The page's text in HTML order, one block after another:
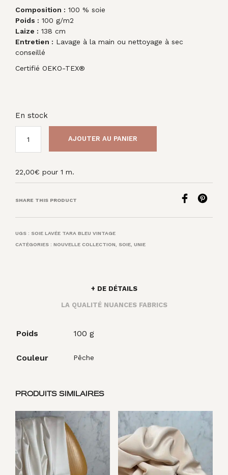
Composition : 100 % soie
Poids : 100 g/m2
Laize : 138 cm
Entretien : Lavage à la main ou nettoyage à sec
conseillé
Certifié OEKO-TEX®
En stock
AJOUTER AU PANIER
22,00€ pour 1 m.
SHARE THIS PRODUCT
UGS : SOIE LAVÉE TARA BLEU VINTAGE
CATÉGORIES : NOUVELLE COLLECTION SOIE UNIE
+ DE DÉTAILS
LA QUALITÉ NUANCES FABRICS
Poids 100 g
Couleur Pêche
PRODUITS SIMILAIRES